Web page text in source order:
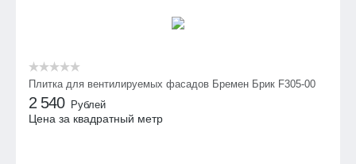
Плитка для вентилируемых фасадов Бремен Брик F305-00
2 540 Рублей
Цена за квадратный метр